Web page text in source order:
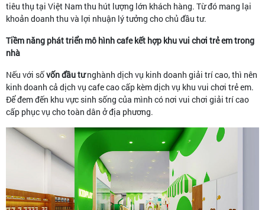
tiêu thụ tại Việt Nam thu hút lượng lớn khách hàng. Từ đó mang lại
khoản doanh thu và lợi nhuận lý tưởng cho chủ đầu tư.
Tiềm năng phát triển mô hình cafe kết hợp khu vui chơi trẻ em trong
nhà
Nếu với sốvốn đầu tưnghành dịch vụ kinh doanh giải trí cao, thì nên
kinh doanh cả dịch vụ cafe cao cấp kèm dịch vụ khu vui chơi trẻ em.
Để đem đến khu vực sinh sống của mình có nơi vui chơi giải trí cao
cấp phục vụ cho toàn dân ở địa phương.